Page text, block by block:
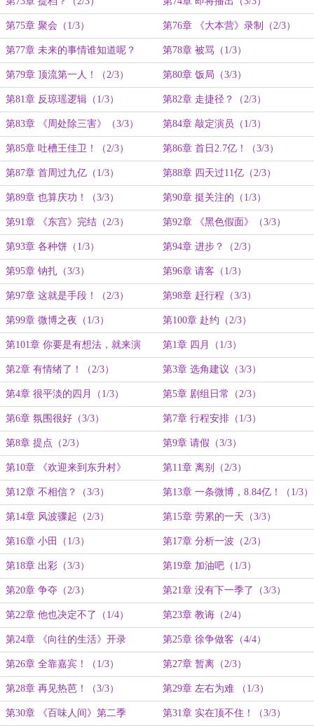
第75章 聚会（1/3） 第76章 《大本营》录制（2/3）
第77章 未来的事情谁知道呢？
（3/3）
第78章 被骂（1/3）
第79章 顶流第一人！（2/3） 第80章 饭局（3/3）
第81章 反琼瑶逻辑（1/3） 第82章 走捷径？（2/3）
第83章 《周处除三害》（3/3） 第84章 敲定演员（1/3）
第85章 吐槽王佳卫！（2/3） 第86章 首日2.7亿！（3/3）
第87章 首周过九亿（1/3） 第88章 四天过11亿（2/3）
第89章 也算庆功！（3/3） 第90章 挺关注的（1/3）
第91章 《东宫》完结（2/3） 第92章 《黑色假面》（3/3）
第93章 各种饼（1/3） 第94章 进步？（2/3）
第95章 钠扎（3/3） 第96章 请客（1/3）
第97章 这就是手段！（2/3） 第98章 赶行程（3/3）
第99章 微博之夜（1/3） 第100章 赴约（2/3）
第101章 你要是有想法，就来演
呗！（3/3）
第1章 四月（1/3）
第2章 有情绪了！（2/3） 第3章 选角建议（3/3）
第4章 很平淡的四月（1/3） 第5章 剧组日常（2/3）
第6章 氛围很好（3/3） 第7章 行程安排（1/3）
第8章 提点（2/3） 第9章 请假（3/3）
第10章 《欢迎来到东升村》
（1/3）
第11章 离别（2/3）
第12章 不相信？（3/3） 第13章 一条微博，8.84亿！（1/3）
第14章 风波骤起（2/3） 第15章 劳累的一天（3/3）
第16章 小田（1/3） 第17章 分析一波（2/3）
第18章 出彩（3/3） 第19章 加油吧（1/3）
第20章 争夺（2/3） 第21章 没有下一季了（3/3）
第22章 他也决定不了（1/4） 第23章 教诲（2/4）
第24章 《向往的生活》开录
（3/4）
第25章 徐争做客（4/4）
第26章 全靠嘉宾！（1/3） 第27章 暂离（2/3）
第28章 再见热芭！（3/3） 第29章 左右为难 （1/3）
第30章 《百味人间》第二季 第31章 实在顶不住！（3/3）